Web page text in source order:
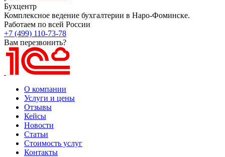
Бухцентр
Комплексное ведение бухгалтерии в Наро-Фоминске.
Работаем по всей России
+7 (499) 110-73-78
Вам перезвонить?
О компании
Услуги и цены
Отзывы
Кейсы
Новости
Статьи
Стоимость услуг
Контакты